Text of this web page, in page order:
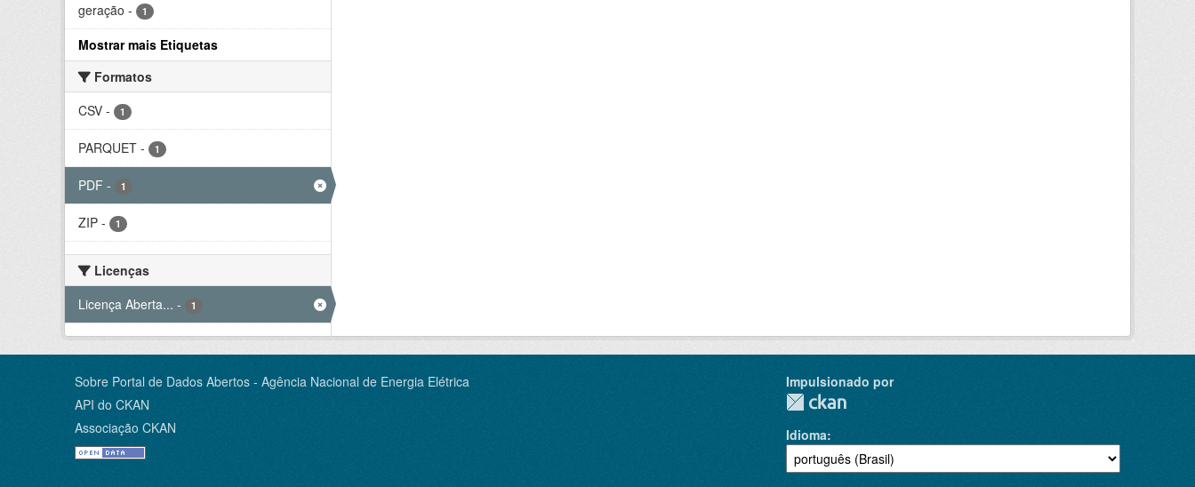
geração - 1
Mostrar mais Etiquetas
Formatos
CSV - 1
PARQUET - 1
PDF - 1
ZIP - 1
Licenças
Licença Aberta... - 1
Sobre Portal de Dados Abertos - Agência Nacional de Energia Elétrica
API do CKAN
Associação CKAN
Impulsionado por
Idioma